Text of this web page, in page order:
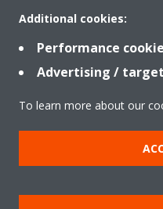
Zgjidhje
Kontakti
Produktet
Njoftim ligjor
Additional cookies:
Performance
Advertising /
To learn more about our